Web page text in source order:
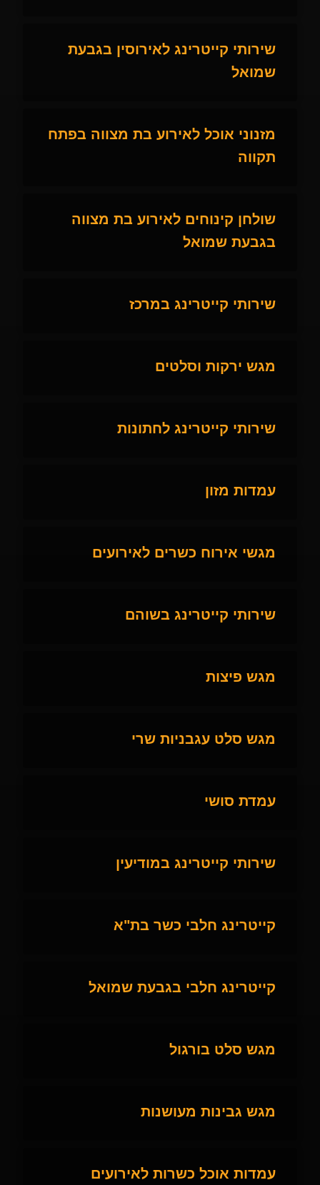
שירותי קייטרינג לאירוסין בגבעת
שמואל
מזנוני אוכל לאירוע בת מצווה בפתח
תקווה
שולחן קינוחים לאירוע בת מצווה
בגבעת שמואל
שירותי קייטרינג במרכז
מגש ירקות וסלטים
שירותי קייטרינג לחתונות
עמדות מזון
מגשי אירוח כשרים לאירועים
שירותי קייטרינג בשוהם
מגש פיצות
מגש סלט עגבניות שרי
עמדת סושי
שירותי קייטרינג במודיעין
קייטרינג חלבי כשר בת"א
קייטרינג חלבי בגבעת שמואל
מגש סלט בורגול
מגש גבינות מעושנות
עמדות אוכל כשרות לאירועים